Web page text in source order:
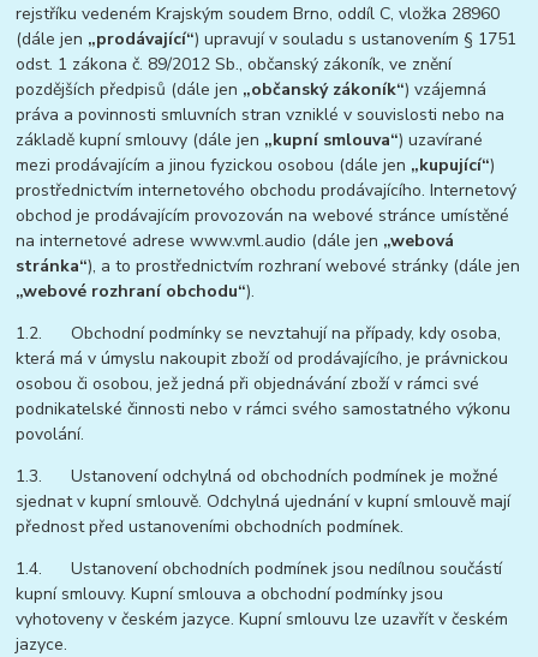
rejstříku vedeném Krajským soudem Brno, oddíl C, vložka 28960
(dále jen „prodávající“) upravují v souladu s ustanovením § 1751
odst. 1 zákona č. 89/2012 Sb., občanský zákoník, ve znění
pozdějších předpisů (dále jen „občanský zákoník“) vzájemná
práva a povinnosti smluvních stran vzniklé v souvislosti nebo na
základě kupní smlouvy (dále jen „kupní smlouva“) uzavírané
mezi prodávajícím a jinou fyzickou osobou (dále jen „kupující“)
prostřednictvím internetového obchodu prodávajícího. Internetový
obchod je prodávajícím provozován na webové stránce umístěné
na internetové adrese www.vml.audio (dále jen „webová
stránka“), a to prostřednictvím rozhraní webové stránky (dále jen
„webové rozhraní obchodu“).
1.2. Obchodní podmínky se nevztahují na případy, kdy osoba,
která má v úmyslu nakoupit zboží od prodávajícího, je právnickou
osobou či osobou, jež jedná při objednávání zboží v rámci své
podnikatelské činnosti nebo v rámci svého samostatného výkonu
povolání.
1.3. Ustanovení odchylná od obchodních podmínek je možné
sjednat v kupní smlouvě. Odchylná ujednání v kupní smlouvě mají
přednost před ustanoveními obchodních podmínek.
1.4. Ustanovení obchodních podmínek jsou nedílnou součástí
kupní smlouvy. Kupní smlouva a obchodní podmínky jsou
vyhotoveny v českém jazyce. Kupní smlouvu lze uzavřít v českém
jazyce.